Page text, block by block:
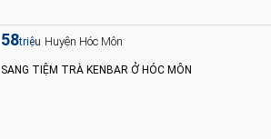
58triệu Huyện Hóc Môn
SANG TIỆM TRÀ KENBAR Ở HÓC MÔN